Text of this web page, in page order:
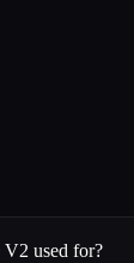
V2 used for?